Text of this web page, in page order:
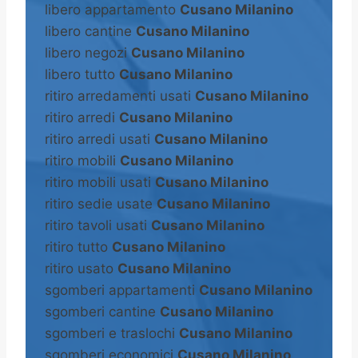
libero appartamento Cusano Milanino
libero cantine Cusano Milanino
libero negozi Cusano Milanino
libero tutto Cusano Milanino
ritiro arredamenti usati Cusano Milanino
ritiro arredi Cusano Milanino
ritiro arredi usati Cusano Milanino
ritiro mobili Cusano Milanino
ritiro mobili usati Cusano Milanino
ritiro sedie usate Cusano Milanino
ritiro tavoli usati Cusano Milanino
ritiro tutto Cusano Milanino
ritiro usato Cusano Milanino
sgomberi appartamenti Cusano Milanino
sgomberi cantine Cusano Milanino
sgomberi e traslochi Cusano Milanino
sgomberi economici Cusano Milanino